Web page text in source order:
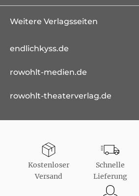
Weitere Verlagsseiten
endlichkyss.de
rowohlt-medien.de
rowohlt-theaterverlag.de
Kostenloser
Versand
Schnelle
Lieferung